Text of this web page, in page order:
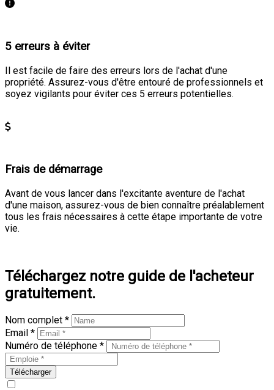
5 erreurs à éviter
Il est facile de faire des erreurs lors de l'achat d'une
propriété. Assurez-vous d'être entouré de professionnels et
soyez vigilants pour éviter ces 5 erreurs potentielles.
Frais de démarrage
Avant de vous lancer dans l'excitante aventure de l'achat
d'une maison, assurez-vous de bien connaître préalablement
tous les frais nécessaires à cette étape importante de votre
vie.
Téléchargez notre guide de l'acheteur
gratuitement.
Nom complet *
Email *
Numéro de téléphone *
Télécharger